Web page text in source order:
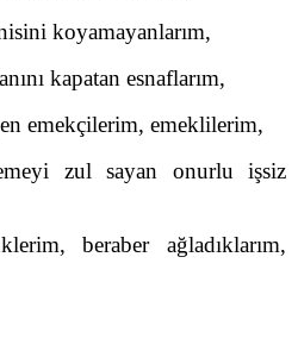
koyamayanlarım,
kapatan esnaflarım,
emekçilerim, emeklilerim,
zul sayan onurlu işsiz
beraber ağladıklarım,